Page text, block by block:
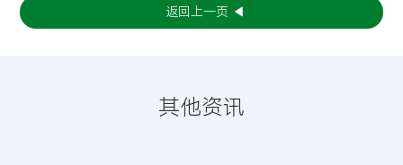
返回上一页 ◀
其他资讯